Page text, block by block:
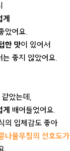
았어요.
한 맛이 있어서
좋지 않았어요.
았는데,
배어들었어요.
의 입체감도 좋아
나물무침의 선호도가
.